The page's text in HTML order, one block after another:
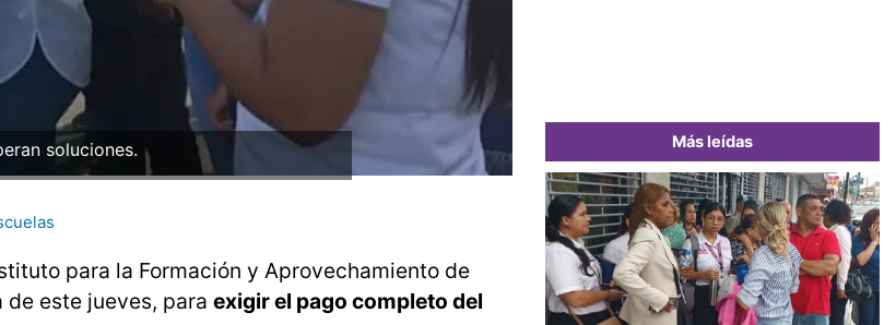
soluciones.
para la Formación y Aprovechamiento de
de este jueves, para exigir el pago completo del
Más leídas